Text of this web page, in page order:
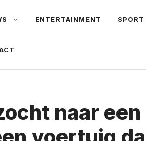
ENTERTAINMENT SPORT
naar een